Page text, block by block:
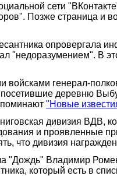
сети
Позже страница и
опровергала
"недоразумением". В
генерал-
деревню
"Новые
дивизия ВДВ,
и проявленные
что дивизия
"Дождь" Владимир
который есть в